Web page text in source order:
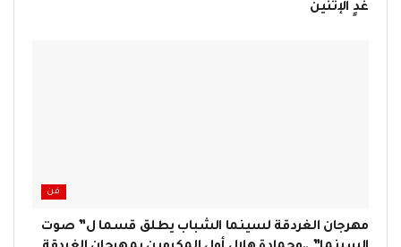
غدٍ الإثنين
فن
مهرجان الغردقة لسينما الشباب يطلق قسما ل” صوت